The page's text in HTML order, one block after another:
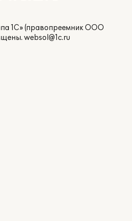
1С» (правопреемник ООО
websol@1c.ru